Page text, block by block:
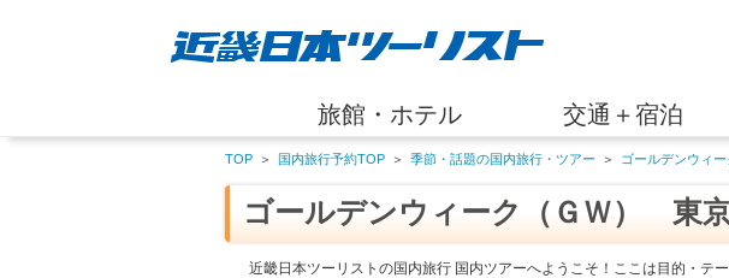
旅館・ホテル 交通＋宿泊
TOP ＞ 国内旅行予約TOP ＞ 季節・話題の国内旅行・ツアー ＞ ゴールデンウィ
ゴールデンウィーク（ＧＷ） 東
近畿日本ツーリストの国内旅行 国内ツアーへようこそ！ここは目的・テ